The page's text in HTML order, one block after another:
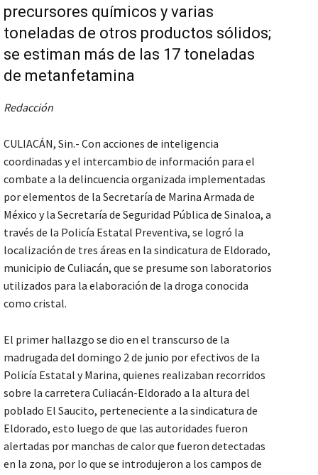
precursores químicos y varias
toneladas de otros productos sólidos;
se estiman más de las 17 toneladas
de metanfetamina
Redacción
CULIACÁN, Sin.- Con acciones de inteligencia
coordinadas y el intercambio de información para el
combate a la delincuencia organizada implementadas
por elementos de la Secretaría de Marina Armada de
México y la Secretaría de Seguridad Pública de Sinaloa, a
través de la Policía Estatal Preventiva, se logró la
localización de tres áreas en la sindicatura de Eldorado,
municipio de Culiacán, que se presume son laboratorios
utilizados para la elaboración de la droga conocida
como cristal.
El primer hallazgo se dio en el transcurso de la
madrugada del domingo 2 de junio por efectivos de la
Policía Estatal y Marina, quienes realizaban recorridos
sobre la carretera Culiacán-Eldorado a la altura del
poblado El Saucito, perteneciente a la sindicatura de
Eldorado, esto luego de que las autoridades fueron
alertadas por manchas de calor que fueron detectadas
en la zona, por lo que se introdujeron a los campos de